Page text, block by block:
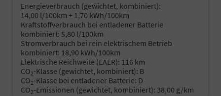
Energieverbrauch (gewichtet, kombiniert):
14,00 l/100km + 1,70 kWh/100km
Kraftstoffverbrauch bei entladener Batterie
kombiniert: 5,80 l/100km
Stromverbrauch bei rein elektrischem Betrieb
kombiniert: 18,90 kWh/100km
Elektrische Reichweite (EAER): 116 km
CO2-Klasse (gewichtet, kombiniert): B
CO2-Klasse bei entladener Batterie: D
CO2-Emissionen (gewichtet, kombiniert): 38,00 g/km